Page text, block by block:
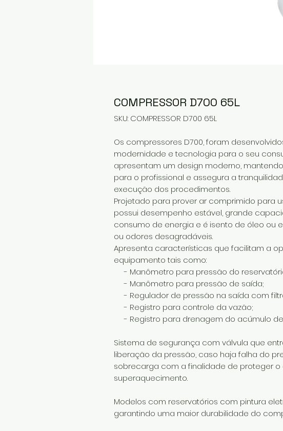
COMPRESSOR D700 65L
SKU: COMPRESSOR D700 65L
Os compressores D700, foram
modernidade e tecnologia para o seu
apresentam um design moderno,
para o profissional e assegura a
execução dos procedimentos.
Projetado para prover ar comprimido para
possui desempenho estável, grande
consumo de energia e é isento de óleo ou
ou odores desagradáveis.
Apresenta características que facilitam a
equipamento tais como:
- Manômetro para pressão do
- Manômetro para pressão de saída;
- Regulador de pressão na saída com
- Registro para controle da vazão;
- Registro para drenagem do acúmulo
Sistema de segurança com válvula que
liberação da pressão, caso haja falha do
sobrecarga com a finalidade de proteger
superaquecimento.
Modelos com reservatórios com pintura
garantindo uma maior durabilidade do